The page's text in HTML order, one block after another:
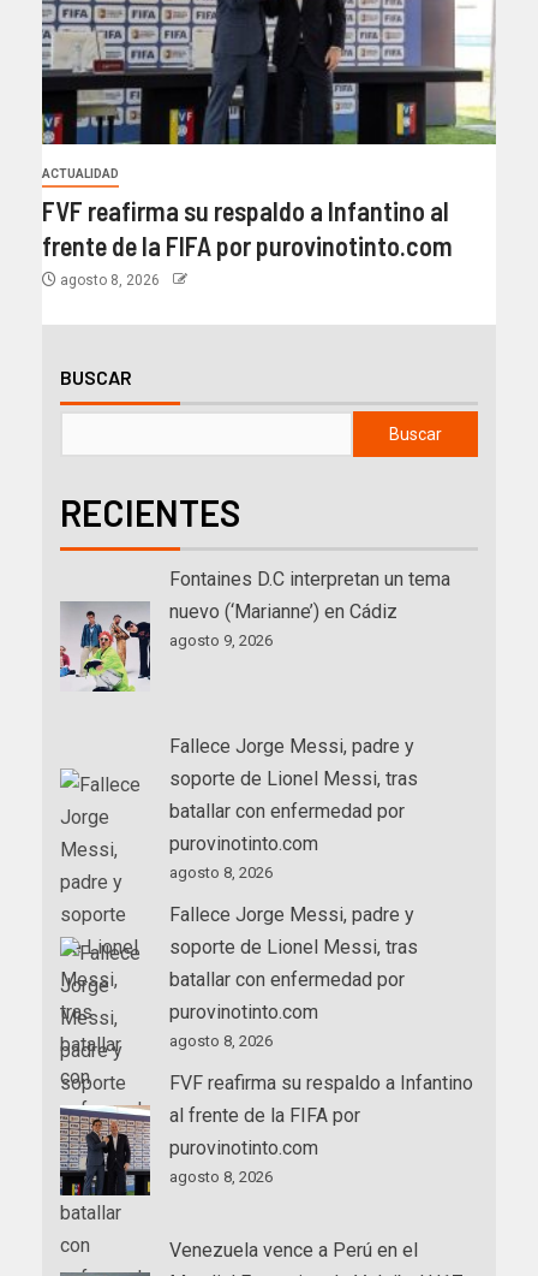
ACTUALIDAD
FVF reafirma su respaldo a Infantino al
frente de la FIFA por purovinotinto.com
agosto 8, 2026
BUSCAR
Buscar
RECIENTES
Fontaines D.C interpretan un tema
nuevo (‘Marianne’) en Cádiz
agosto 9, 2026
Fallece Jorge Messi, padre y
soporte de Lionel Messi, tras
batallar con enfermedad por
purovinotinto.com
agosto 8, 2026
Fallece Jorge Messi, padre y
soporte de Lionel Messi, tras
batallar con enfermedad por
purovinotinto.com
agosto 8, 2026
FVF reafirma su respaldo a Infantino
al frente de la FIFA por
purovinotinto.com
agosto 8, 2026
Venezuela vence a Perú en el